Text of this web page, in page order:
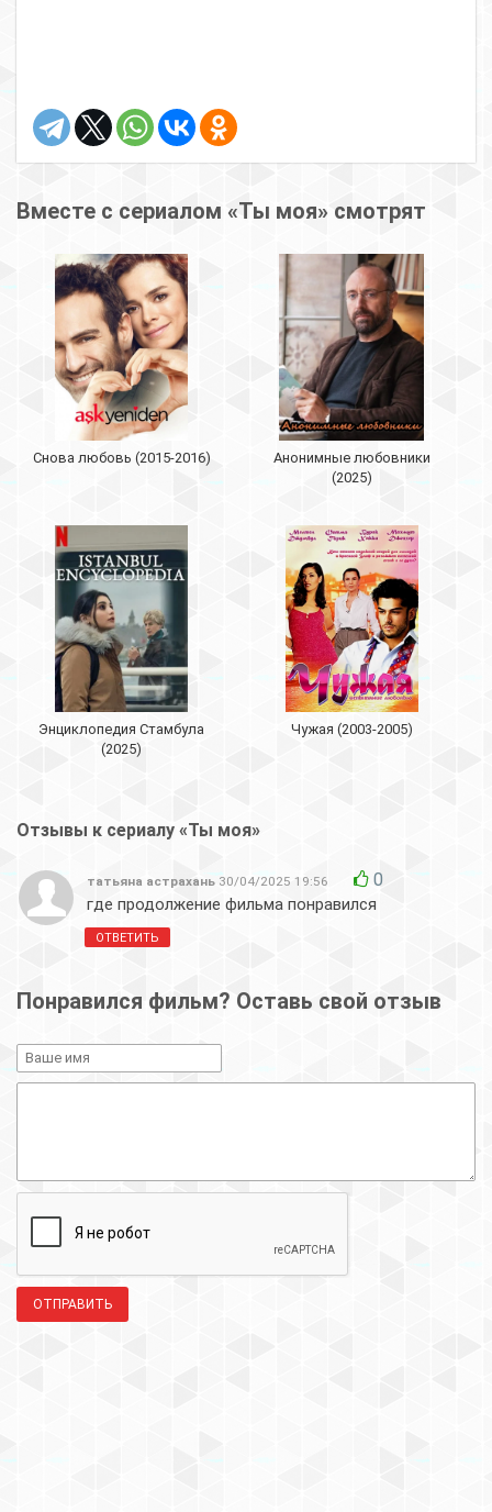
Вместе с сериалом «Ты моя» смотрят
Снова любовь (2015-2016)
Анонимные любовники
(2025)
Энциклопедия Стамбула
(2025)
Чужая (2003-2005)
Отзывы к сериалу «Ты моя»
татьяна астрахань 30/04/2025 19:56 0
где продолжение фильма понравился
ОТВЕТИТЬ
Понравился фильм? Оставь свой отзыв
ОТПРАВИТЬ